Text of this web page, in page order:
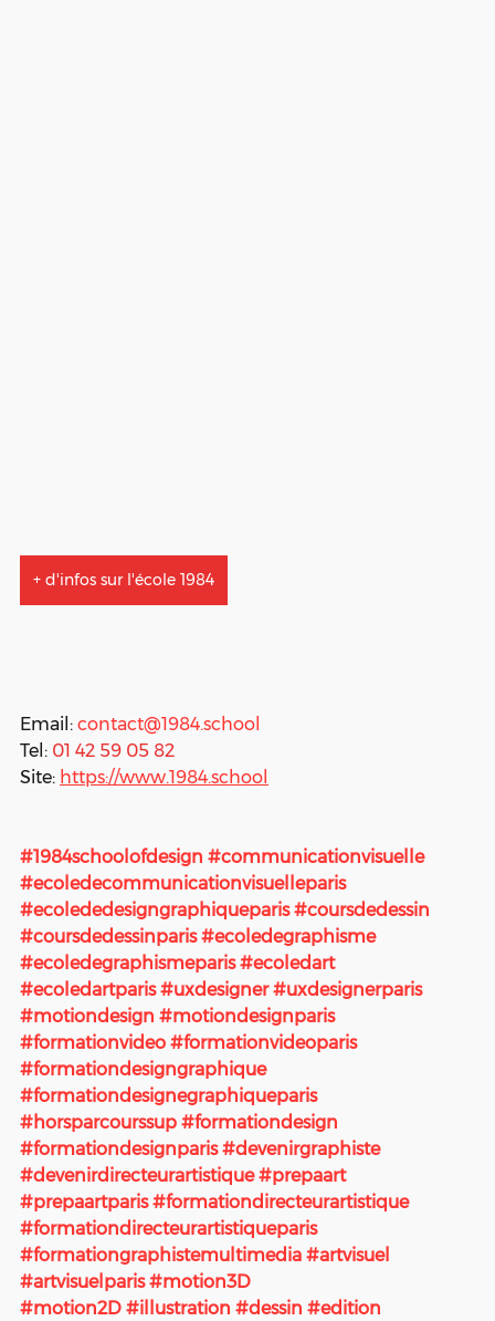
+ d'infos sur l'école 1984
Email: contact@1984.school
Tel: 01 42 59 05 82
Site: https://www.1984.school
#1984schoolofdesign #communicationvisuelle
#ecoledecommunicationvisuelleparis
#ecolededesigngraphiqueparis #coursdedessin
#coursdedessinparis #ecoledegraphisme
#ecoledegraphismeparis #ecoledart
#ecoledartparis #uxdesigner #uxdesignerparis
#motiondesign #motiondesignparis
#formationvideo #formationvideoparis
#formationdesigngraphique
#formationdesignegraphiqueparis
#horsparcourssup #formationdesign
#formationdesignparis #devenirgraphiste
#devenirdirecteurartistique #prepaart
#prepaartparis #formationdirecteurartistique
#formationdirecteurartistiqueparis
#formationgraphistemultimedia #artvisuel
#artvisuelparis #motion3D
#motion2D #illustration #dessin #edition